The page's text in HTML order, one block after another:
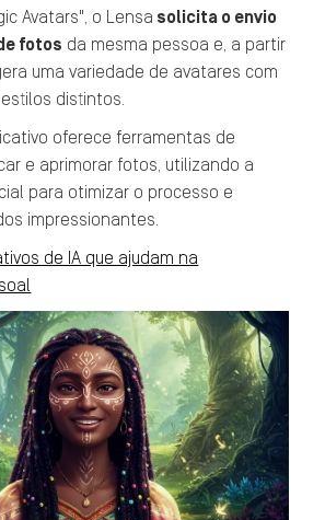
Avatars", o Lensa solicita o envio
fotos da mesma pessoa e, a partir
uma variedade de avatares com
distintos.
oferece ferramentas de
e aprimorar fotos, utilizando a
para otimizar o processo e
impressionantes.
de IA que ajudam na